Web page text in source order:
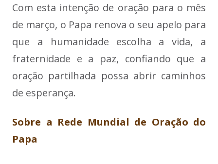
Com esta intenção de oração para o mês
de março, o Papa renova o seu apelo para
que a humanidade escolha a vida, a
fraternidade e a paz, confiando que a
oração partilhada possa abrir caminhos
de esperança.
Sobre a Rede Mundial de Oração do
Papa